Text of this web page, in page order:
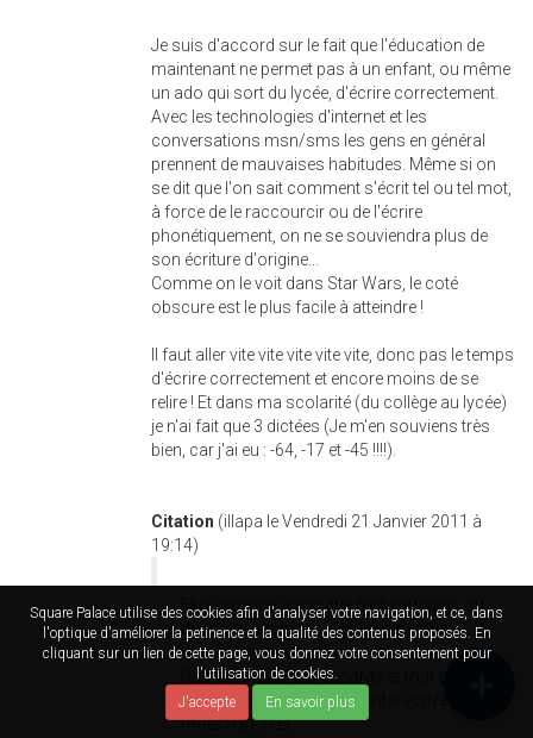
Square Palace utilise des cookies afin d'analyser votre navigation, et ce, dans
l'optique d'améliorer la petinence et la qualité des contenus proposés. En
cliquant sur un lien de cette page, vous donnez votre consentement pour
l'utilisation de cookies.
J'accepte
En savoir plus
Je suis d'accord sur le fait que l'éducation de
maintenant ne permet pas à un enfant, ou même
un ado qui sort du lycée, d'écrire correctement.
Avec les technologies d'internet et les
conversations msn/sms les gens en général
prennent de mauvaises habitudes. Même si on
se dit que l'on sait comment s'écrit tel ou tel mot,
à force de le raccourcir ou de l'écrire
phonétiquement, on ne se souviendra plus de
son écriture d'origine...
Comme on le voit dans Star Wars, le coté
obscure est le plus facile à atteindre !
Il faut aller vite vite vite vite vite, donc pas le temps
d'écrire correctement et encore moins de se
relire ! Et dans ma scolarité (du collège au lycée)
je n'ai fait que 3 dictées (Je m'en souviens très
bien, car j'ai eu : -64, -17 et -45 !!!!).
Citation (illapa le Vendredi 21 Janvier 2011 à
19:14)
Hm, je pense aussi que lire beaucoup, ou
du moins de façon régulière, permet
d'améliorer son orthographe.
Pas au niveau des accords et tout ça,
mais pour savoir comment s'écrivent les
mots./QUOTE]